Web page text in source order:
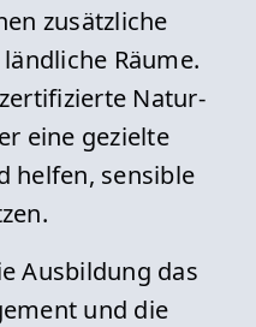
zusätzliche
Räume.
Natur-
eine gezielte
helfen, sensible
Ausbildung das
und die